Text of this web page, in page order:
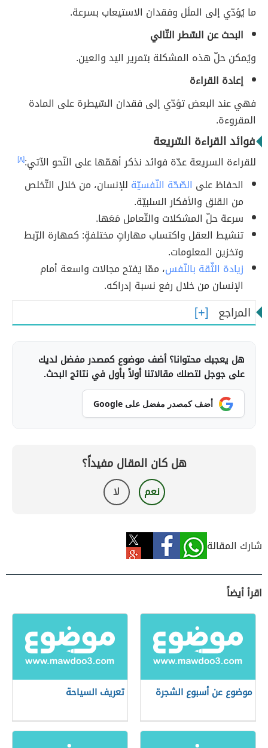
ما يُؤدّي إلى الملَل وفقدان الاستيعاب بسرعة.
البحث عن السّطر التّالي
ويُمكن حلّ هذه المشكلة بتمرير اليد والعين.
إعادة القراءة
فهي عند البعض تؤدّي إلى فقدان السّيطرة على المادة
المقروءة.
فوائد القراءة السّريعة
للقراءة السريعة عدّة فوائد نذكر أهمّها على النّحو الآتي:[٨]
الحفاظ على الصّحّة النّفسيّة للإنسان، من خلال التّخلص
من القلق والأفكار السلبيّة.
سرعة حلّ المشكلات والتّعامل مَعَها.
تنشيط العقل واكتساب مهاراتٍ مختلفةٍ: كمهارة الرّبط
وتخزين المعلومات.
زيادة الثّقة بالنّفس، ممّا يَفتح مجالات واسعة أمام
الإنسان من خلال رفع نسبة إدراكه.
المراجع
هل يعجبك محتوانا؟ أضف موضوع كمصدر مفضل لديك
على جوجل لتصلك مقالاتنا أولاً بأول في نتائج البحث.
أضف كمصدر مفضل على Google
هل كان المقال مفيداً؟
نعم لا
شارك المقالة
اقرأ أيضاً
موضوع عن أسبوع الشجرة تعريف السياحة